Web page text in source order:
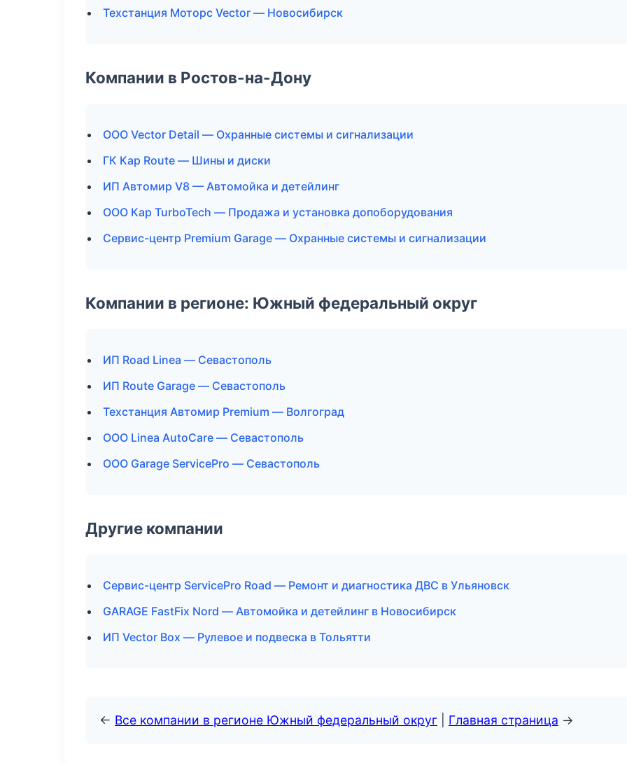
Техстанция Моторс Vector — Новосибирск
Компании в Ростов-на-Дону
ООО Vector Detail — Охранные системы и сигнализации
ГК Кар Route — Шины и диски
ИП Автомир V8 — Автомойка и детейлинг
ООО Кар TurboTech — Продажа и установка допоборудования
Сервис-центр Premium Garage — Охранные системы и сигнализации
Компании в регионе: Южный федеральный округ
ИП Road Linea — Севастополь
ИП Route Garage — Севастополь
Техстанция Автомир Premium — Волгоград
ООО Linea AutoCare — Севастополь
ООО Garage ServicePro — Севастополь
Другие компании
Сервис-центр ServicePro Road — Ремонт и диагностика ДВС в Ульяновск
GARAGE FastFix Nord — Автомойка и детейлинг в Новосибирск
ИП Vector Box — Рулевое и подвеска в Тольятти
← Все компании в регионе Южный федеральный округ Главная страница →